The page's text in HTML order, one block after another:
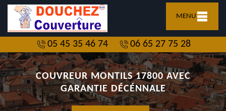
MENU
05 45 35 46 74 06 65 27 75 28
COUVREUR MONTILS 17800 AVEC
GARANTIE DÉCÉNNALE